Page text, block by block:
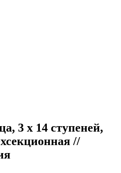
3 х 14 ступеней,
//